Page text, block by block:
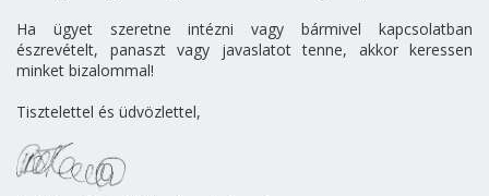
Ha ügyet szeretne intézni vagy bármivel kapcsolatban
észrevételt, panaszt vagy javaslatot tenne, akkor keressen
minket bizalommal!
Tisztelettel és üdvözlettel,